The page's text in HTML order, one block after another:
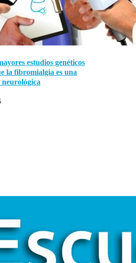
estudios genéticos
la fibromialgia es una